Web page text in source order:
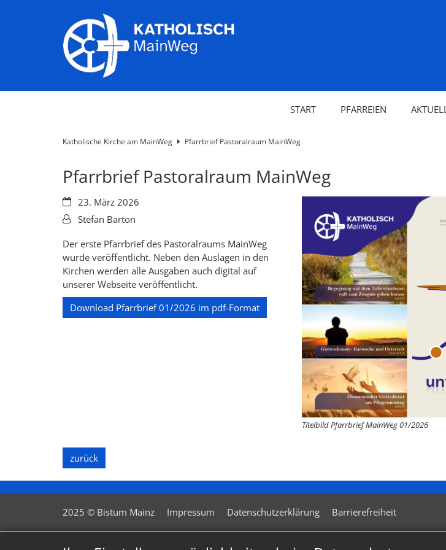
START PFARREIEN AKTUELL
Katholische Kirche am MainWeg Pfarrbrief Pastoralraum MainWeg
Pfarrbrief Pastoralraum MainWeg
Titelbild Pfarrbrief MainWeg 01/2026
Datum:23. März 2026
Von:Stefan Barton
Der erste Pfarrbrief des Pastoralraums MainWeg
wurde veröffentlicht. Neben den Auslagen in den
Kirchen werden alle Ausgaben auch digital auf
unserer Webseite veröffentlicht.
Download Pfarrbrief 01/2026 im pdf-Format
zurück
2025 © Bistum Mainz Impressum Datenschutzerklärung Barrierefreiheit